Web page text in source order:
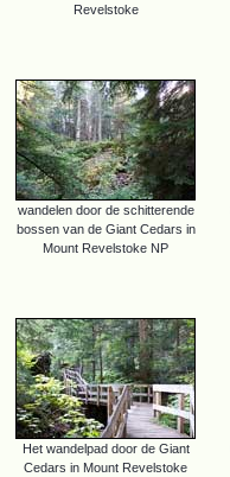
Revelstoke
wandelen door de schitterende
bossen van de Giant Cedars in
Mount Revelstoke NP
Het wandelpad door de Giant
Cedars in Mount Revelstoke